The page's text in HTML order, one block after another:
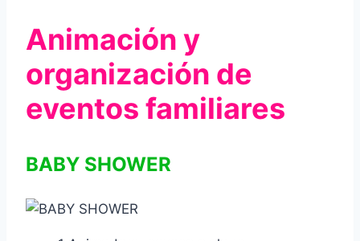
Animación y
organización de
eventos familiares
BABY SHOWER